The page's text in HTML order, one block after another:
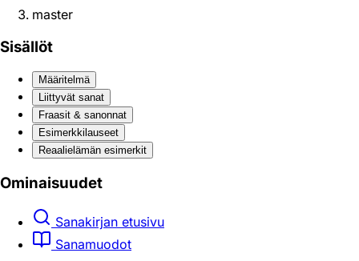
master
Sisällöt
Määritelmä
Liittyvät sanat
Fraasit & sanonnat
Esimerkkilauseet
Reaali­elämän esimerkit
Ominaisuudet
Sanakirjan etusivu
Sanamuodot